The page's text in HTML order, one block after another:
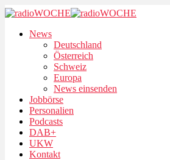
News
Deutschland
Österreich
Schweiz
Europa
News einsenden
Jobbörse
Personalien
Podcasts
DAB+
UKW
Kontakt